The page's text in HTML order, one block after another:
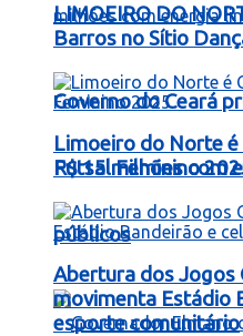
Governo do Ceará
R$ 15 milhões com
públicos
LIMOEIRO DO
Barros no Sítio
Limoeiro do Norte é
Futsal Feminino
Abertura dos Jogos
movimenta Estádio
esporte comunitário